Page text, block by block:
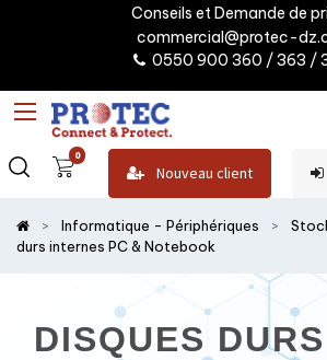
Conseils et Demande de
commercial@protec-
0550 900 360 / 363 /
0
Nouveau client
Informatique - Périphériques
durs internes PC & Notebook
DISQUES DURS